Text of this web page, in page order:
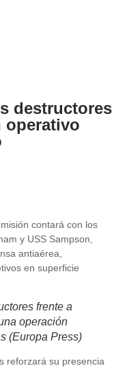
destructores
operativo
contará con los
y USS Sampson,
antiaérea,
en superficie
frente a
operación
(Europa Press)
reforzará su presencia